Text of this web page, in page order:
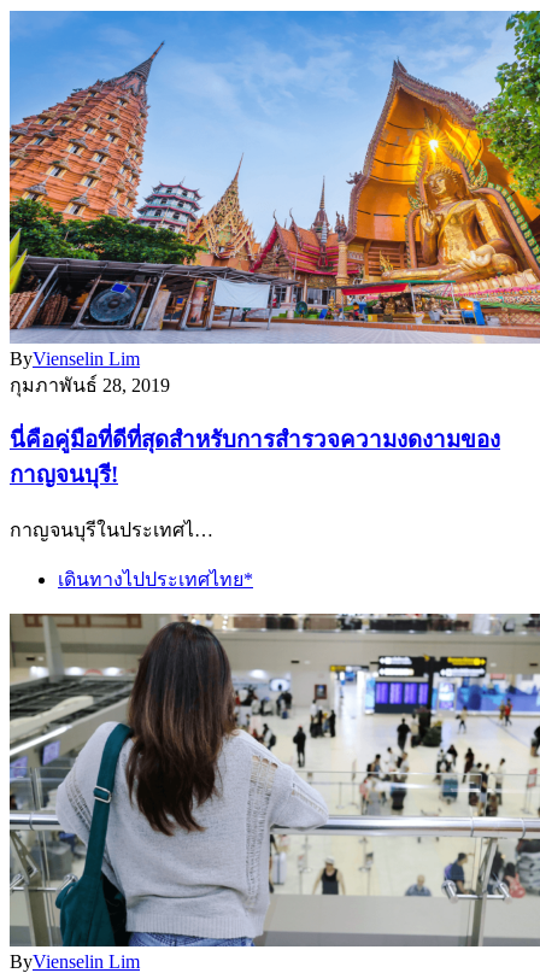
ByVienselin Lim
กุมภาพันธ์ 28, 2019
นี่คือคู่มือที่ดีที่สุดสำหรับการสำรวจความงดงามของ
กาญจนบุรี!
กาญจนบุรีในประเทศไ…
เดินทางไปประเทศไทย*
ByVienselin Lim